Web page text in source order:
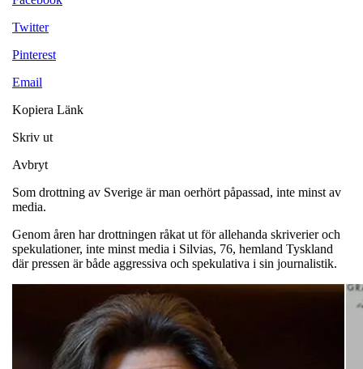
Twitter
Pinterest
Email
Kopiera Länk
Skriv ut
Avbryt
Som drottning av Sverige är man oerhört påpassad, inte minst av
media.
Genom åren har drottningen råkat ut för allehanda skriverier och
spekulationer, inte minst media i Silvias, 76, hemland Tyskland
där pressen är både aggressiva och spekulativa i sin journalistik.